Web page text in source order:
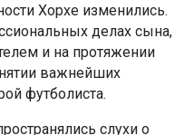
Хорхе изменились.
делах сына,
и на протяжении
важнейших
футболиста.
слухи о